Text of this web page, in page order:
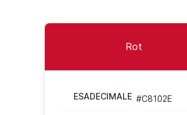
Rot
ESADECIMALE #C8102E